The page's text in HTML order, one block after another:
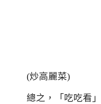
(炒高麗菜)
總之 ， 「吃吃看」